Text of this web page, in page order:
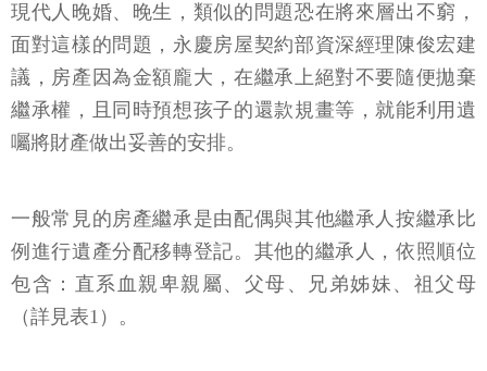
現代人晚婚、晚生，類似的問題恐在將來層出不窮，
面對這樣的問題，永慶房屋契約部資深經理陳俊宏建
議，房產因為金額龐大，在繼承上絕對不要隨便拋棄
繼承權，且同時預想孩子的還款規畫等，就能利用遺
囑將財產做出妥善的安排。
一般常見的房產繼承是由配偶與其他繼承人按繼承比
例進行遺產分配移轉登記。其他的繼承人，依照順位
包含：直系血親卑親屬、父母、兄弟姊妹、祖父母
（詳見表1）。